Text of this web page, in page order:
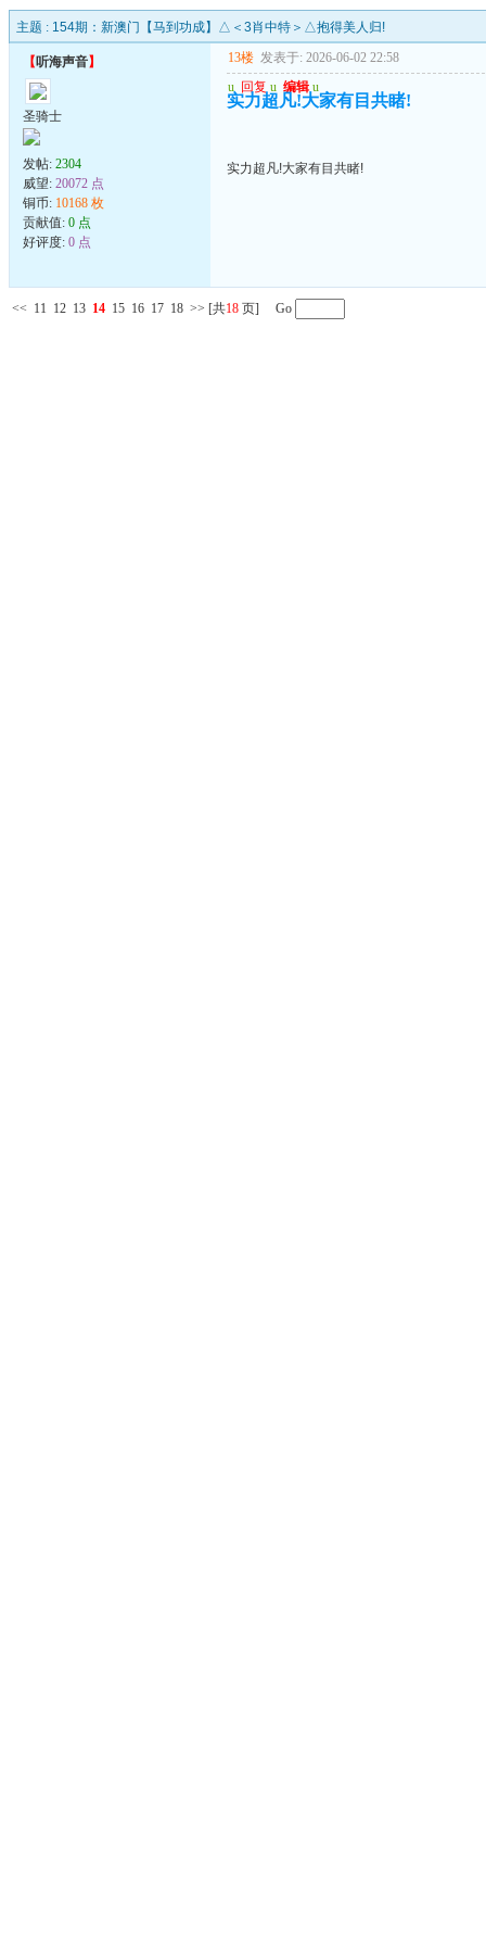
主题 : 154期：新澳门【马到功成】△＜3肖中特＞△抱得美人归!
【听海声音】
圣骑士
发帖: 2304
威望: 20072 点
铜币: 10168 枚
贡献值: 0 点
好评度: 0 点
13楼 发表于: 2026-06-02 22:58
u 回复 u 编辑 u
实力超凡!大家有目共睹!
实力超凡!大家有目共睹!
<< 11 12 13 14 15 16 17 18 >> [共18 页] Go